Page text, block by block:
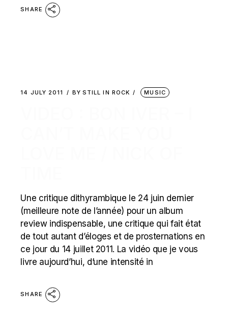
SHARE
14 JULY 2011 BY STILL IN ROCK MUSIC
Une critique dithyrambique le 24 juin dernier
(meilleure note de l’année) pour un album
review indispensable, une critique qui fait état
de tout autant d’éloges et de prosternations en
ce jour du 14 juillet 2011. La vidéo que je vous
livre aujourd’hui, d’une intensité in
SHARE